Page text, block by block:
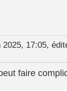
2025, 17:05,
faire